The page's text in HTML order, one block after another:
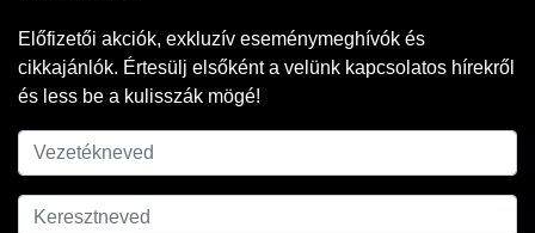
Előfizetői akciók, exkluzív eseménymeghívók és
cikkajánlók. Értesülj elsőként a velünk kapcsolatos hírekről
és less be a kulisszák mögé!